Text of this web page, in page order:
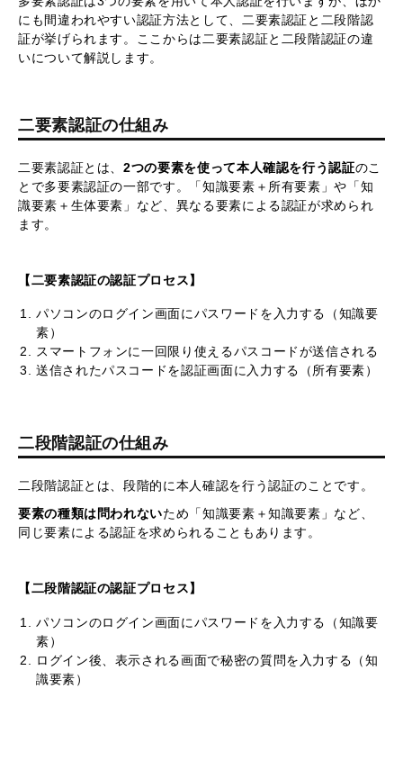
にも間違われやすい認証方法として、二要素認証と二段階認
証が挙げられます。ここからは二要素認証と二段階認証の違
いについて解説します。
二要素認証の仕組み
二要素認証とは、2つの要素を使って本人確認を行う認証のこ
とで多要素認証の一部です。「知識要素＋所有要素」や「知
識要素＋生体要素」など、異なる要素による認証が求められ
ます。
【二要素認証の認証プロセス】
パソコンのログイン画面にパスワードを入力する（知識要
素）
スマートフォンに一回限り使えるパスコードが送信される
送信されたパスコードを認証画面に入力する（所有要素）
二段階認証の仕組み
二段階認証とは、段階的に本人確認を行う認証のことです。
要素の種類は問われないため「知識要素＋知識要素」など、
同じ要素による認証を求められることもあります。
【二段階認証の認証プロセス】
パソコンのログイン画面にパスワードを入力する（知識要
素）
ログイン後、表示される画面で秘密の質問を入力する（知
識要素）